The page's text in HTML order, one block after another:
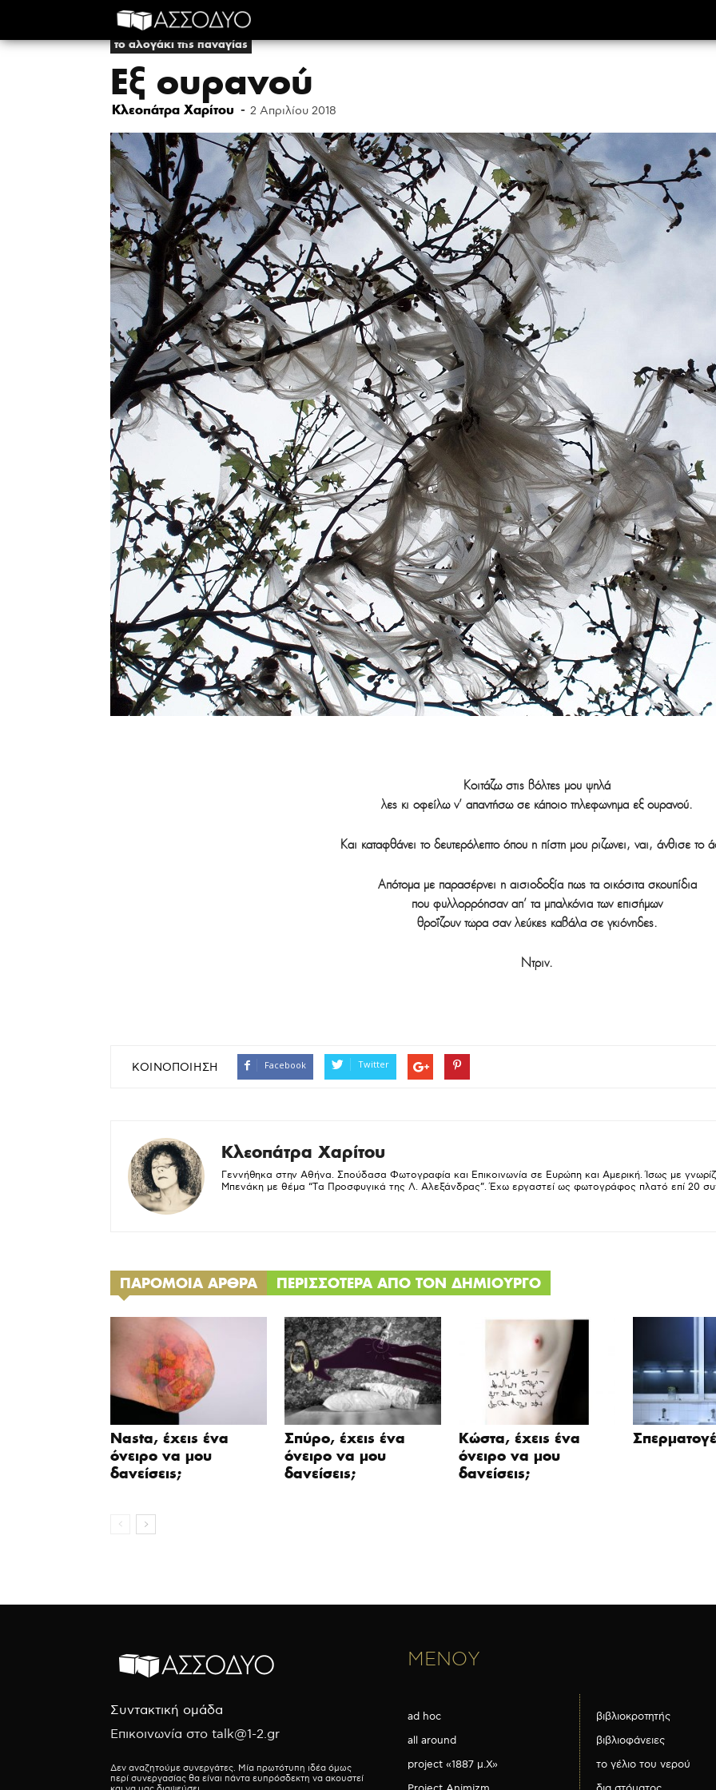
το αλογάκι της παναγίας
Εξ ουρανού
Κλεοπάτρα Χαρίτου - 2 Απριλίου 2018
Κοιτάζω στις βόλτες μου ψηλά
λες κι οφείλω ν’ απαντήσω σε κάποιο τηλεφώνημα εξ ουρανού.
Και καταφθάνει το δευτερόλεπτο όπου η πίστη μου ριζώνει, ναι, άνθισε το
Απότομα με παρασέρνει η αισιοδοξία πως τα οικόσιτα σκουπίδια
που φυλλορρόησαν απ’ τα μπαλκόνια των επισήμων
θροΐζουν τώρα σαν λεύκες καβάλα σε γκιόνηδες.
Ντριν.
ΚΟΙΝΟΠΟΙΗΣΗ Facebook Twitter
Κλεοπάτρα Χαρίτου
Γεννήθηκα στην Αθήνα. Σπούδασα Φωτογραφία και Επικοινωνία σε Ευρώπη και Αμερική. Ίσως με
Μπενάκη με θέμα “Τα Προσφυγικά της Λ. Αλεξάνδρας”. Έχω εργαστεί ως φωτογράφος πλατό επί 20
ΠΑΡΟΜΟΙΑ ΑΡΘΡΑ ΠΕΡΙΣΣΟΤΕΡΑ ΑΠΟ ΤΟΝ ΔΗΜΙΟΥΡΓΟ
Nasta, έχεις ένα
όνειρο να μου
δανείσεις;
Σπύρο, έχεις ένα
όνειρο να μου
δανείσεις;
Κώστα, έχεις ένα
όνειρο να μου
δανείσεις;
Συντακτική ομάδα
Επικοινωνία στο talk@1-2.gr
Δεν αναζητούμε συνεργάτες. Μία πρωτότυπη ιδέα όμως
περί συνεργασίας θα είναι πάντα ευπρόσδεκτη να ακουστεί
ΜΕΝΟΥ
ad hoc
all around
project «1887 μ.Χ»
βιβλιοκροτητής
βιβλιοφάνειες
το γέλιο του νερού